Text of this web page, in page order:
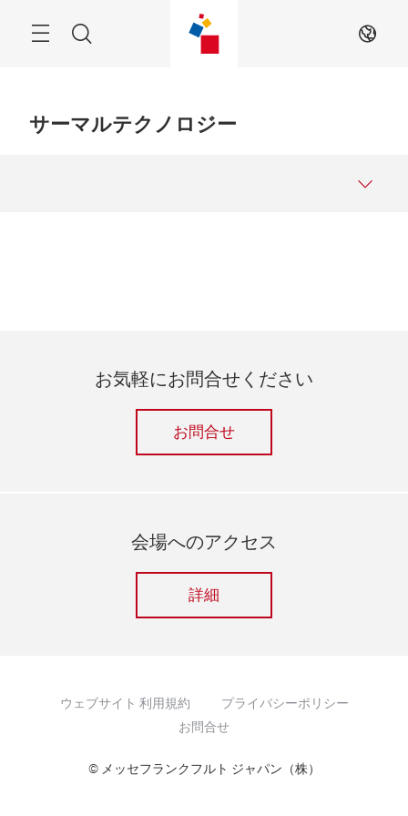
Search JA
サーマルテクノロジー
お気軽にお問合せください
お問合せ
会場へのアクセス
詳細
ウェブサイト 利用規約
プライバシーポリシー
お問合せ
© メッセフランクフルト ジャパン（株）